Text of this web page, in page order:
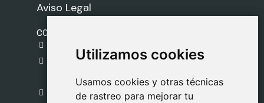
Utilizamos cookies
Usamos cookies y otras técnicas
de rastreo para mejorar tu
Utilizamos cookies
Usamos cookies y otras técnicas
de rastreo para mejorar tu
Aviso Legal
CONTACTO
C. del Pradillo, 6, 28770 Colmenar Viejo,
Madrid
918 459 877